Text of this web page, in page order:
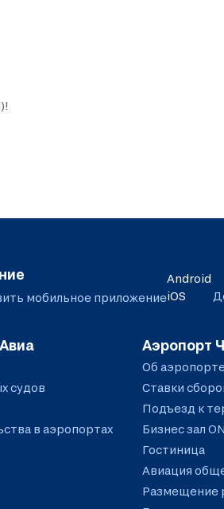
мобильное приложение
Android
iOS
судов
в аэропортах
Аэропорт
Об
Ставки
Подъезд к
Бизнес зал
Гостиница
Авиация
Размещение